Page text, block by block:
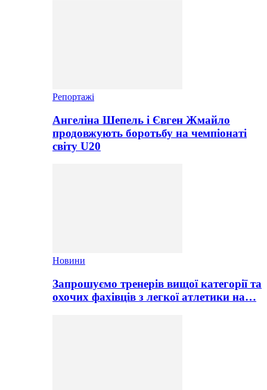
Репортажі
Ангеліна Шепель і Євген Жмайло
продовжують боротьбу на чемпіонаті
світу U20
Новини
Запрошуємо тренерів вищої категорії та
охочих фахівців з легкої атлетики на…